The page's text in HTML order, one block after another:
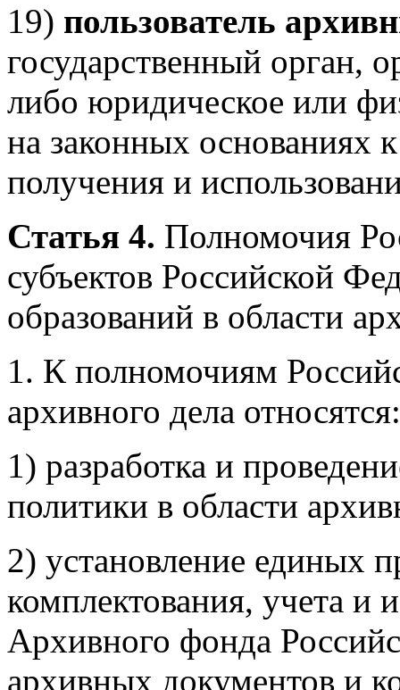
19) пользователь
государственный орган,
либо юридическое или
на законных основаниях
получения и
Статья 4. Полномочия
субъектов Российской
образований в области
1. К полномочиям
архивного дела относятся:
1) разработка и
политики в области
2) установление единых
комплектования, учета и
Архивного фонда
архивных документов и